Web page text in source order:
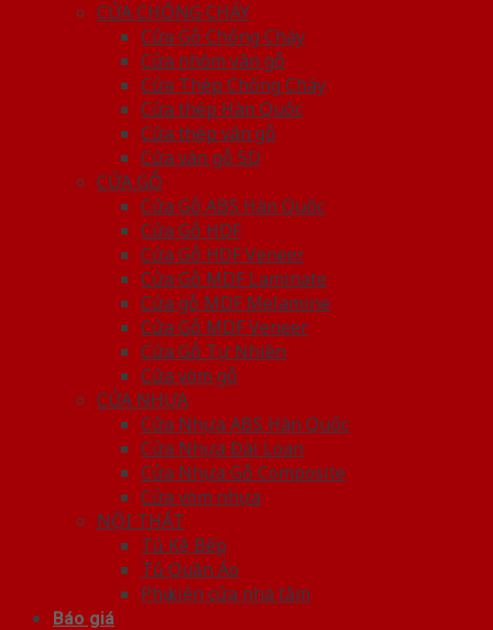
CỬA CHỐNG CHÁY
Cửa Gỗ Chống Cháy
Cửa nhôm vân gỗ
Cửa Thép Chống Cháy
Cửa thép Hàn Quốc
Cửa thép vân gỗ
Cửa vân gỗ 5D
CỬA GỖ
Cửa Gỗ ABS Hàn Quốc
Cửa Gỗ HDF
Cửa Gỗ HDF Veneer
Cửa Gỗ MDF Laminate
Cửa gỗ MDF Melamine
Cửa Gỗ MDF Veneer
Cửa Gỗ Tự Nhiên
Cửa vòm gỗ
CỬA NHỰA
Cửa Nhựa ABS Hàn Quốc
Cửa Nhựa Đài Loan
Cửa Nhựa Gỗ Composite
Cửa vòm nhựa
NỘI THẤT
Tủ Kệ Bếp
Tủ Quần Áo
Phụ kiện cửa nhà tắm
Báo giá